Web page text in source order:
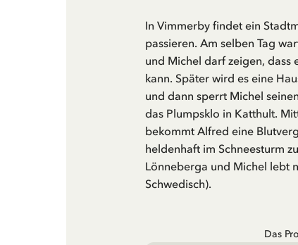
In Vimmerby findet ein
passieren. Am selben Tag
und Michel darf zeigen, dass
kann. Später wird es eine
und dann sperrt Michel
das Plumpsklo in Katthult.
bekommt Alfred eine
heldenhaft im Schneesturm
Lönneberga und Michel lebt
Schwedisch).
Das